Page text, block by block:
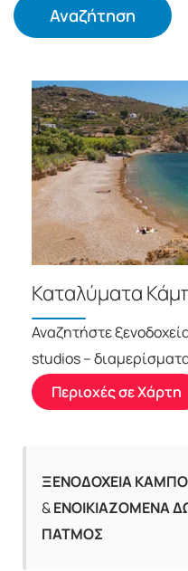
Αναζήτηση
Καταλύματα
Αναζητήστε
studios –
Περιοχές σε Χάρτη
ΞΕΝΟΔΟΧΕΙΑ
&ΕΝΟΙΚΙΑΖΟΜΕΝΑ
ΠΑΤΜΟΣ